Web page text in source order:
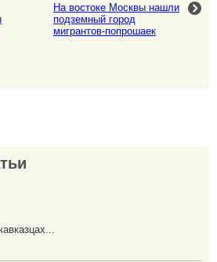
На востоке Москвы нашли
подземный город
мигрантов-попрошаек